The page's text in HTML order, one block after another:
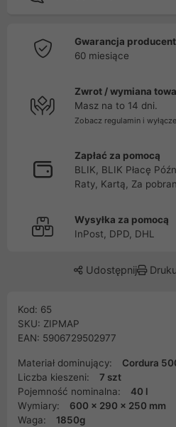
Gwarancja
60 miesiące
Zwrot / wymiana
Masz na to 14 dni.
Zobacz regulamin i
Zapłać za pomocą
BLIK, BLIK Płacę
Raty, Kartą, Za
Wysyłka za pomocą
InPost, DPD, DHL
Udostępnij
Kod: 65
SKU: ZIPMAP
EAN: 5906729502977
Materiał dominujący:
Cordura
Liczba kieszeni:
7 szt
Pojemność nominalna:
40 l
Wymiary:
600 x 290 x 250 mm
Waga:
1850g